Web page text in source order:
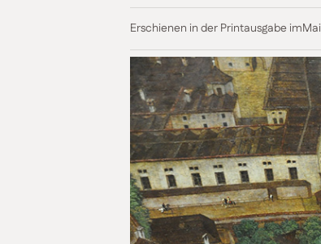
Erschienen in der Printausgabe im